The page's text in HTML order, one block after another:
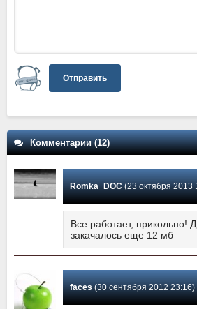
Отправить
Комментарии (12)
Romka_DOC(23 октября 2013 14:15)
Все работает, прикольно!
закачалось еще 12 мб
faces(30 сентября 2012 23:16)